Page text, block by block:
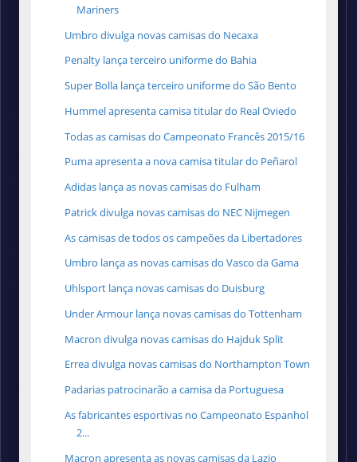
Mariners
Umbro divulga novas camisas do Necaxa
Penalty lança terceiro uniforme do Bahia
Super Bolla lança terceiro uniforme do São Bento
Hummel apresenta camisa titular do Real Oviedo
Todas as camisas do Campeonato Francês 2015/16
Puma apresenta a nova camisa titular do Peñarol
Adidas lança as novas camisas do Fulham
Patrick divulga novas camisas do NEC Nijmegen
As camisas de todos os campeões da Libertadores
Umbro lança as novas camisas do Vasco da Gama
Uhlsport lança novas camisas do Duisburg
Under Armour lança novas camisas do Tottenham
Macron divulga novas camisas do Hajduk Split
Errea divulga novas camisas do Northampton Town
Padarias patrocinarão a camisa da Portuguesa
As fabricantes esportivas no Campeonato Espanhol
2...
Macron apresenta as novas camisas da Lazio